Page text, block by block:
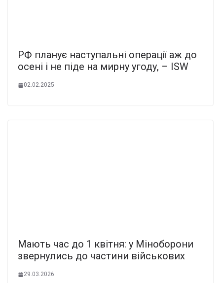
РФ планує наступальні операції аж до
осені і не піде на мирну угоду, – ISW
02.02.2025
Мaють час до 1 квiтня: у Мінобopони
звеpнулись до чаcтини війcькових
29.03.2026